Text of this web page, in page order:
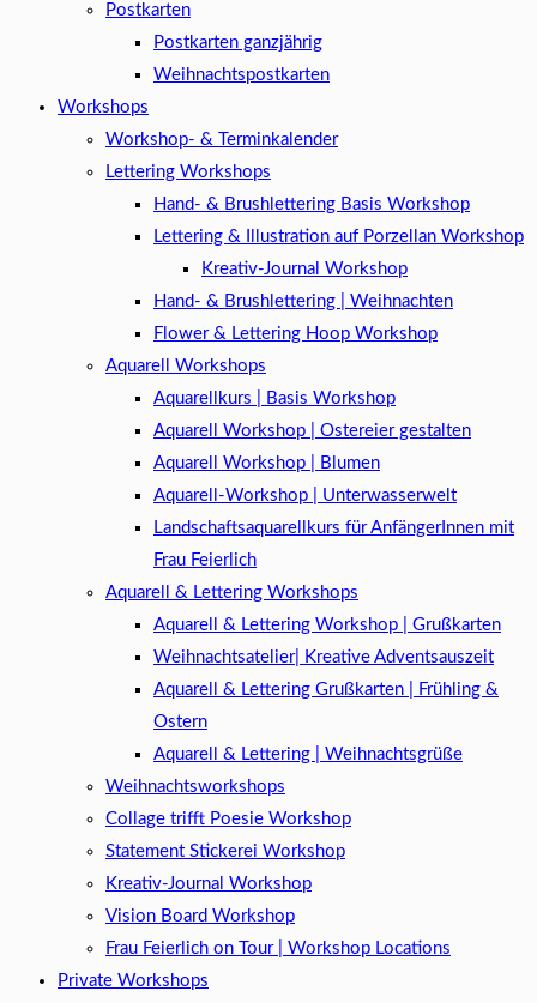
Postkarten
Postkarten ganzjährig
Weihnachtspostkarten
Workshops
Workshop- & Terminkalender
Lettering Workshops
Hand- & Brushlettering Basis Workshop
Lettering & Illustration auf Porzellan Workshop
Kreativ-Journal Workshop
Hand- & Brushlettering | Weihnachten
Flower & Lettering Hoop Workshop
Aquarell Workshops
Aquarellkurs | Basis Workshop
Aquarell Workshop | Ostereier gestalten
Aquarell Workshop | Blumen
Aquarell-Workshop | Unterwasserwelt
Landschaftsaquarellkurs für AnfängerInnen mit
Frau Feierlich
Aquarell & Lettering Workshops
Aquarell & Lettering Workshop | Grußkarten
Weihnachtsatelier| Kreative Adventsauszeit
Aquarell & Lettering Grußkarten | Frühling &
Ostern
Aquarell & Lettering | Weihnachtsgrüße​
Weihnachtsworkshops
Collage trifft Poesie Workshop
Statement Stickerei Workshop
Kreativ-Journal Workshop
Vision Board Workshop
Frau Feierlich on Tour | Workshop Locations
Private Workshops